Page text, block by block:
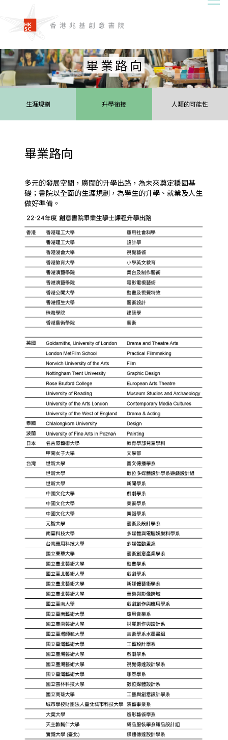
畢業路向
生涯規劃 升學銜接 人類的可能性
畢業路向
多元的發展空間，廣闊的升學出路，為未來奠定穩固基
礎；書院以全面的生涯規劃，為學生的升學、就業及人生
做好準備。